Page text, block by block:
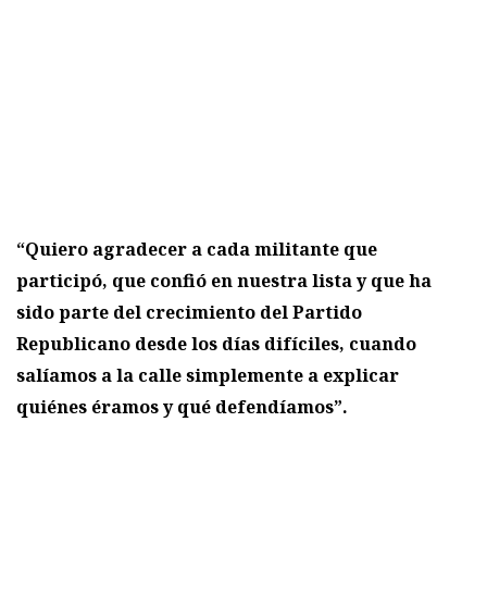
“Quiero agradecer a cada militante que
participó, que confió en nuestra lista y que ha
sido parte del crecimiento del Partido
Republicano desde los días difíciles, cuando
salíamos a la calle simplemente a explicar
quiénes éramos y qué defendíamos”.